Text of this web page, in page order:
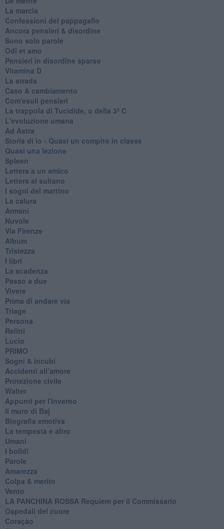
La marcia
Confessioni del pappagallo
Ancora pensieri & disordine
Sono solo parole
Odi et amo
Pensieri in disordine sparso
Vitamina D
La strada
Caso & cambiamento
Com'esuli pensieri
La trappola di Tucidide, o della 3ª C
L'evoluzione umana
Ad Astra
Storia di io - Quasi un compito in classe
Quasi una lezione
Spleen
Lettera a un amico
Lettera al sultano
I sogni del mattino
La calura
Armani
Nuvole
Via Firenze
Album
Tristezza
I libri
La scadenza
Passo a due
Vivere
Prima di andare via
Triage
Persona
Relitti
Lucio
PRIMO
Sogni & incubi
Accidenti all’amore
Protezione civile
Walter
Appunti per l'inverno
Il muro di Baj
Biografia emotiva
La tempesta e altro
Umani
I bolidi
Parole
Amarezza
Colpa & merito
Vento
​LA PANCHINA ROSSA Requiem per il Commissario
Ospedali del cuore
Coraçào